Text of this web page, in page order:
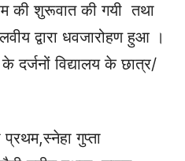
की शुरूवात की गयी तथा
द्वारा धवजारोहण हुआ ।
के दर्जनों विद्यालय के छात्र/
गुप्ता